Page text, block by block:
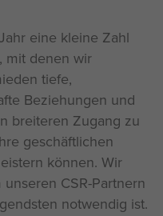
eine kleine Zahl
mit denen wir
tiefe,
Beziehungen und
breiteren Zugang zu
geschäftlichen
können. Wir
CSR-Partnern
notwendig ist.